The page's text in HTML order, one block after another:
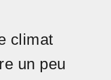
climat
un peu